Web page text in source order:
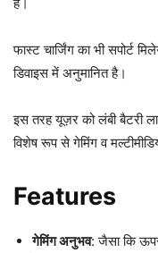
फास्ट चार्जिंग का भी सपोर्ट
डिवाइस में अनुमानित है।
इस तरह यूज़र को लंबी बैटरी
विशेष रूप से गेमिंग व
Features
गेमिंग अनुभव: जैसा कि